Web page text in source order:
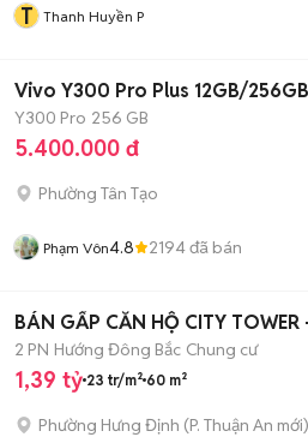
T Thanh Huyền P
Vivo Y300 Pro Plus 12GB/
Y300 Pro 256 GB
5.400.000 đ
Phường Tân Tạo
Phạm Vôn4.8 2194đã bán
BÁN GẤP CĂN HỘ CITY
2 PN Hướng Đông Bắc Chung cư
1,39 tỷ 23 tr/m² 60 m²
Phường Hưng Định (P. Thuận An mới)